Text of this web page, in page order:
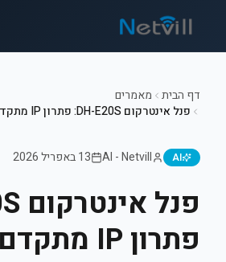
דף הבית
מאמרים
פנל אינטרקום DH-E20S: פתרון IP מתקדם ומעוצב
AI
AI - Netvill 13 באפריל 2026
פתרון IP מתקדם ומעוצב